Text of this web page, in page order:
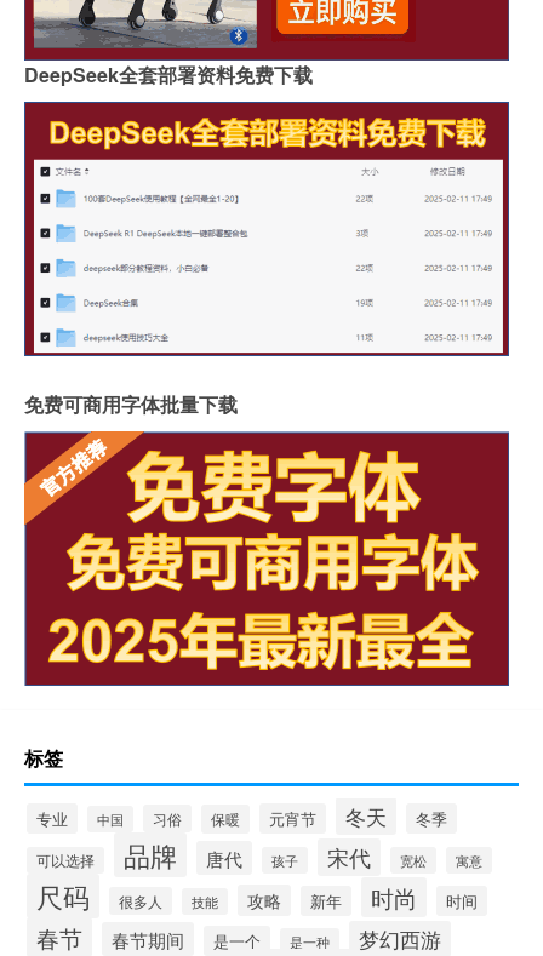
DeepSeek全套部署资料免费下载
免费可商用字体批量下载
标签
专业 中国 习俗 保暖 元宵节 冬天 冬季
可以选择 品牌 唐代 孩子 宋代 宽松 寓意
尺码 很多人 技能 攻略 新年 时尚 时间
春节 春节期间 是一个 是一种
梦幻西游